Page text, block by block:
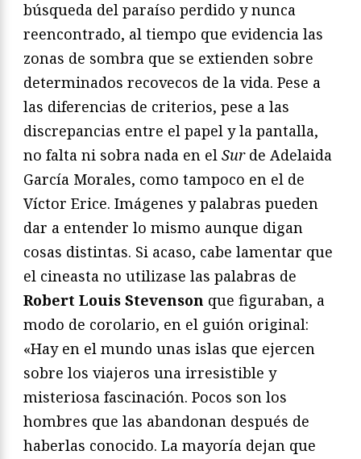
búsqueda del paraíso perdido y nunca
reencontrado, al tiempo que evidencia las
zonas de sombra que se extienden sobre
determinados recovecos de la vida. Pese a
las diferencias de criterios, pese a las
discrepancias entre el papel y la pantalla,
no falta ni sobra nada en el Surde Adelaida
García Morales, como tampoco en el de
Víctor Erice. Imágenes y palabras pueden
dar a entender lo mismo aunque digan
cosas distintas. Si acaso, cabe lamentar que
el cineasta no utilizase las palabras de
Robert Louis Stevenson que figuraban, a
modo de corolario, en el guión original:
«Hay en el mundo unas islas que ejercen
sobre los viajeros una irresistible y
misteriosa fascinación. Pocos son los
hombres que las abandonan después de
haberlas conocido. La mayoría dejan que